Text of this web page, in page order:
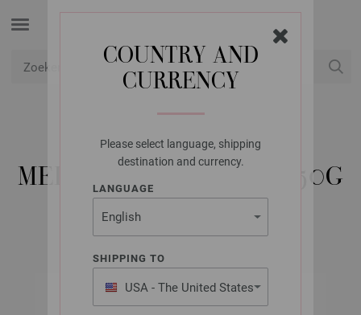
COUNTRY AND
CURRENCY
Please select language, shipping
destination and currency.
LANGUAGE
SHIPPING TO
USA - The United States
of America
LANA GROSSA
MEILENWEIT 6-FACH 150G